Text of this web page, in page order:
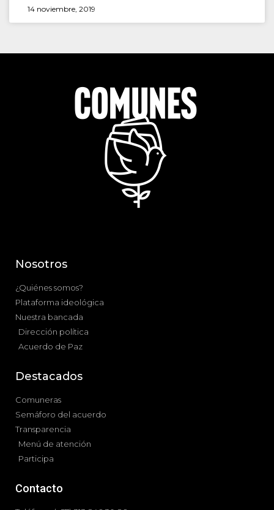
14 noviembre, 2019
Nosotros
¿Quiénes somos?
Plataforma ideológica
Nuestra bancada
Dirección política
Acuerdo de Paz
Destacados
Comuneras
Semáforo del acuerdo
Transparencia
Menú de atención
Participa
Contacto